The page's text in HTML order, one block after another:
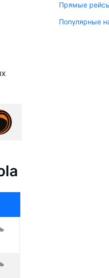
Прямые
Популярные